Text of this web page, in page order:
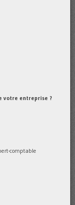
votre entreprise ?
comptable